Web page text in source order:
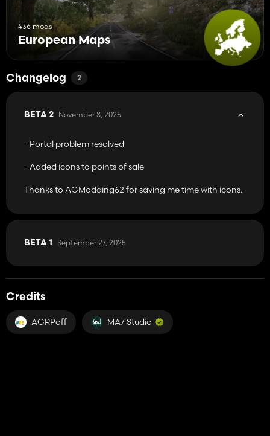
436 mods
European Maps
Changelog 2
BETA 2 November 8, 2025
- Portal problem resolved
- Added icons to points of sale
Thanks to AGModding62 for saving me time with icons.
BETA 1 September 27, 2025
Credits
AGRPoff MA7 Studio